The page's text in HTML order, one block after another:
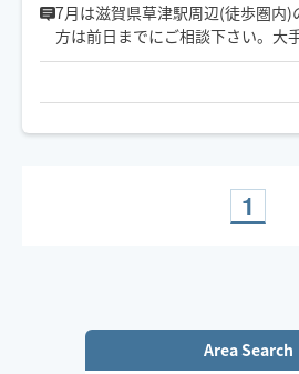
7月は滋賀県草津駅周辺(徒歩圏内)
方は前日までにご相談下さい。大
独立。セラピスト20年。産後小さ
に足を運べない方、介護や病気
出張やご旅行のお疲れを癒したい
たてるようHOGUGUに登録しま
1
Area Search